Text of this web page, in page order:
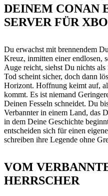
DEINEM CONAN
SERVER FÜR
Du erwachst mit brennendem
Kreuz, inmitten einer endlosen,
Auge reicht, siehst Du nichts
Tod scheint sicher, doch dann
Horizont. Hoffnung keimt auf,
kommt. Es ist niemand
Deinen Fesseln schneidet. Du
Verbannter in einem Land, das
in dem Deine Geschichte
entscheiden sich für einen
schreiben ihre Legende ohne
VOM
HERRSCHER